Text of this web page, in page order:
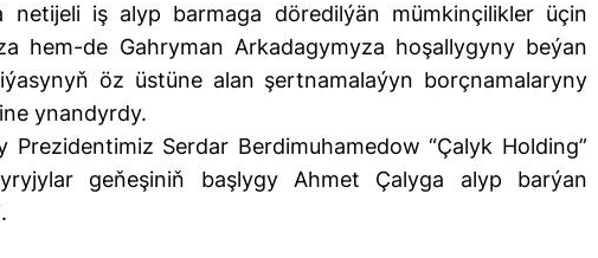
netijeli iş alyp barmaga döredilýän mümkinçilikler üçin
hem-de Gahryman Arkadagymyza hoşallygyny beýan
öz üstüne alan şertnamalaýyn borçnamalaryny
ynandyrdy.
Serdar Berdimuhamedow “Çalyk Holding”
geňeşiniň başlygy Ahmet Çalyga alyp barýan